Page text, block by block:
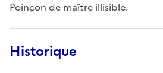
Poinçon de maître illisible.
Historique